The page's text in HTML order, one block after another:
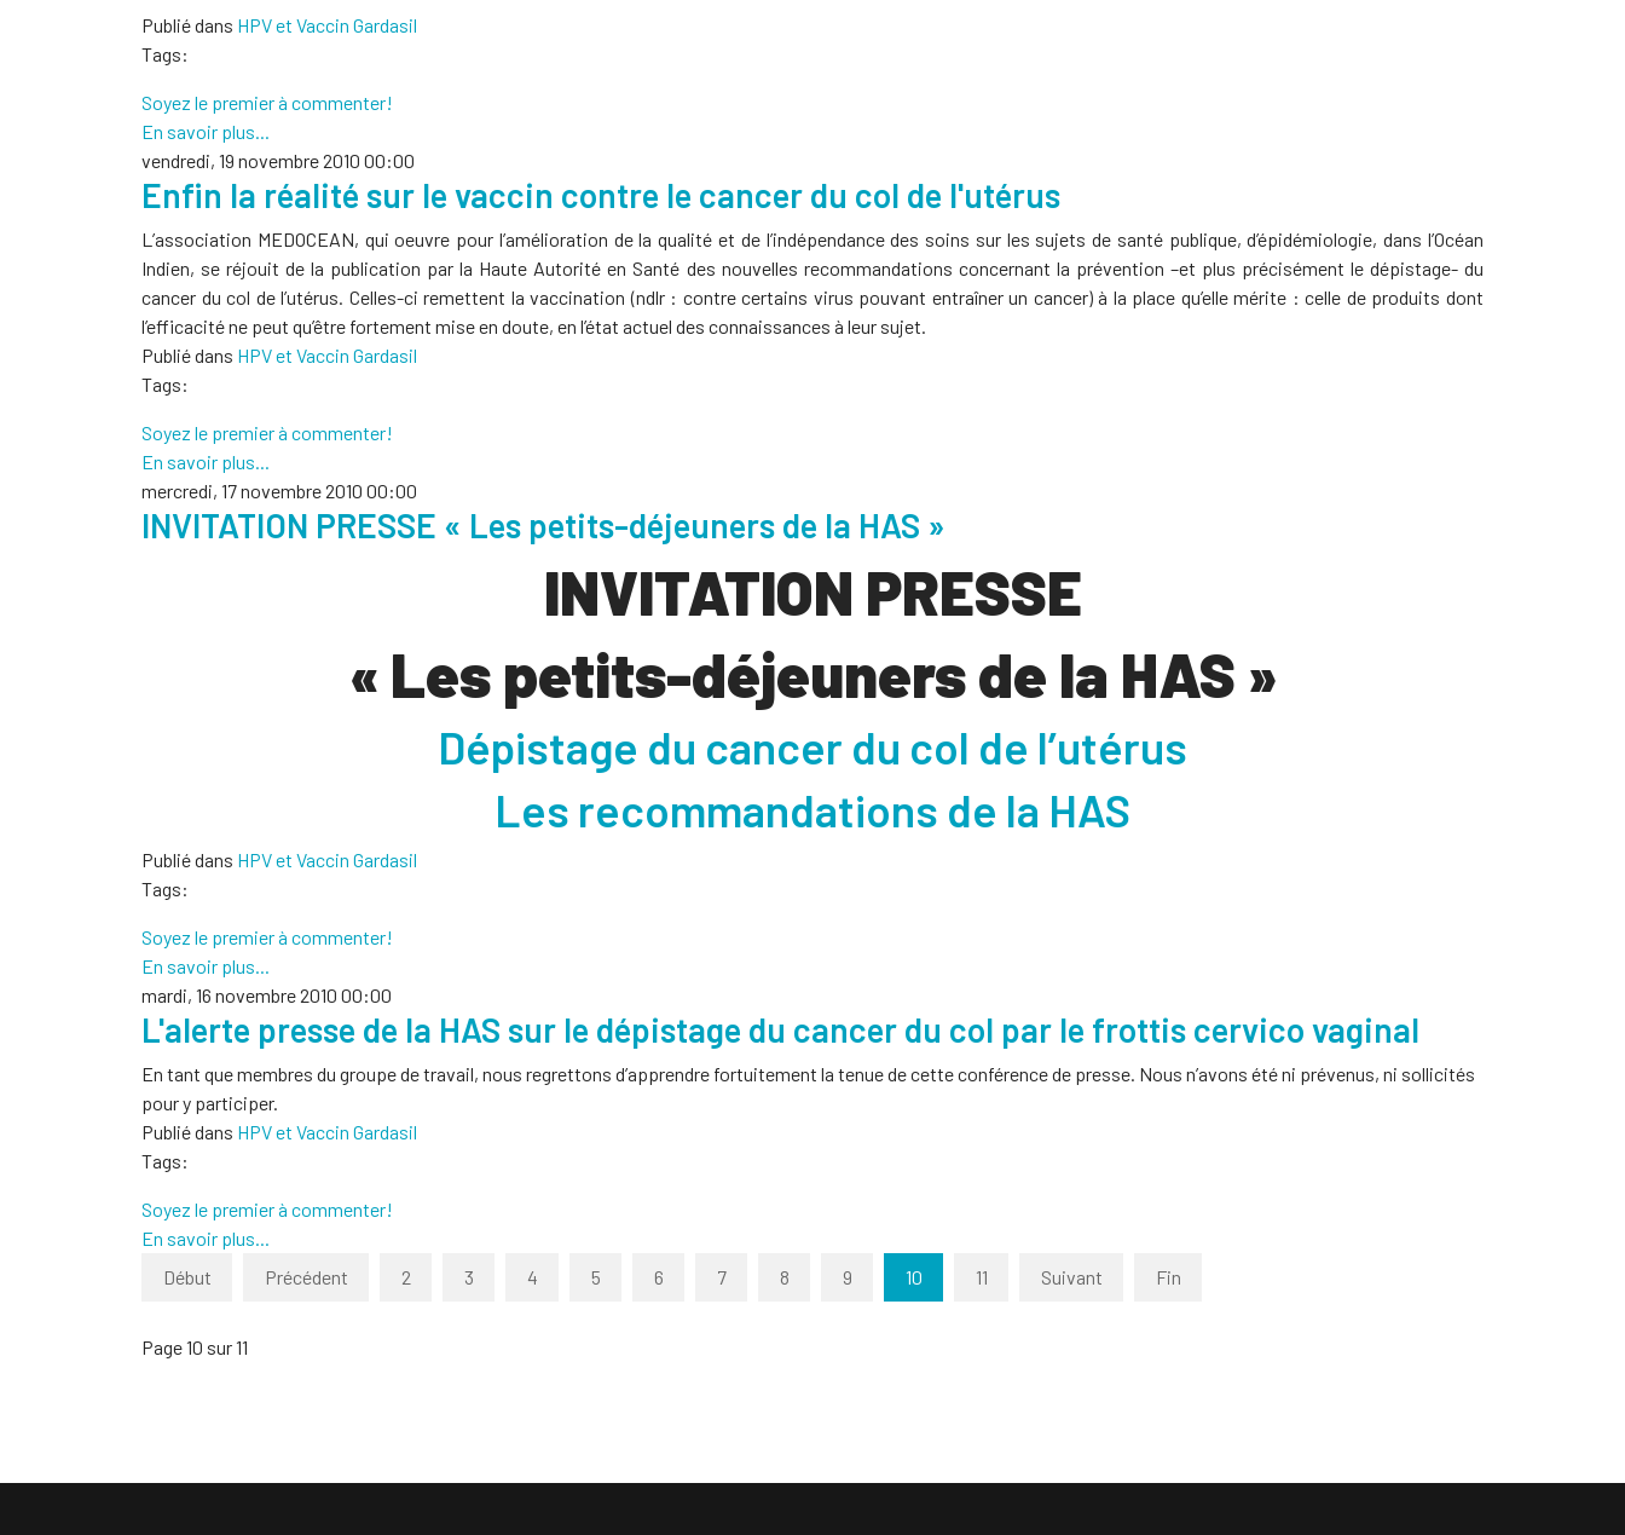
Publié dans HPV et Vaccin Gardasil
Tags:
Soyez le premier à commenter!
En savoir plus...
vendredi, 19 novembre 2010 00:00
Enfin la réalité sur le vaccin contre le cancer du col de l'utérus
L’association MEDOCEAN, qui oeuvre pour l’amélioration de la qualité et de l’indépendance des soins sur les sujets de santé publique, d’épidémiologie, dans l’Océan
Indien, se réjouit de la publication par la Haute Autorité en Santé des nouvelles recommandations concernant la prévention –et plus précisément le dépistage- du
cancer du col de l’utérus. Celles-ci remettent la vaccination (ndlr : contre certains virus pouvant entraîner un cancer) à la place qu’elle mérite : celle de produits dont
l’efficacité ne peut qu’être fortement mise en doute, en l’état actuel des connaissances à leur sujet.
Publié dans HPV et Vaccin Gardasil
Tags:
Soyez le premier à commenter!
En savoir plus...
mercredi, 17 novembre 2010 00:00
INVITATION PRESSE « Les petits-déjeuners de la HAS »
INVITATION PRESSE
« Les petits-déjeuners de la HAS »
Dépistage du cancer du col de l’utérus
Les recommandations de la HAS
Publié dans HPV et Vaccin Gardasil
Tags:
Soyez le premier à commenter!
En savoir plus...
mardi, 16 novembre 2010 00:00
L'alerte presse de la HAS sur le dépistage du cancer du col par le frottis cervico vaginal
En tant que membres du groupe de travail, nous regrettons d’apprendre fortuitement la tenue de cette conférence de presse. Nous n’avons été ni prévenus, ni sollicités
pour y participer.
Publié dans HPV et Vaccin Gardasil
Tags:
Soyez le premier à commenter!
En savoir plus...
Début
Précédent 2 3 4 5 6 7 8 9 10 11 Suivant Fin
Page 10 sur 11